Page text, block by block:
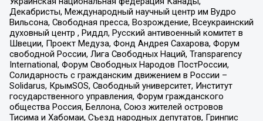
Декабристы, Международный научный центр им Вудро
Вильсона, Свободная пресса, Возрождение, Всеукраинский
духовный центр , Риддл, Русский антивоенный комитет в
Швеции, Проект Медуза, Фонд Андрея Сахарова, Форум
свободной России, Лига Свободных Наций, Transparеncy
International, Форум Свободных Народов ПостРоссии,
Солидарность с гражданским движением в России –
Solidarus, КрымSOS, Свободный университет, Институт
государственного управления, Форум гражданского
общества Россия, Беллона, Союз жителей островов
Тисима и Хабомаи, Съезд народных депутатов, Гринпис